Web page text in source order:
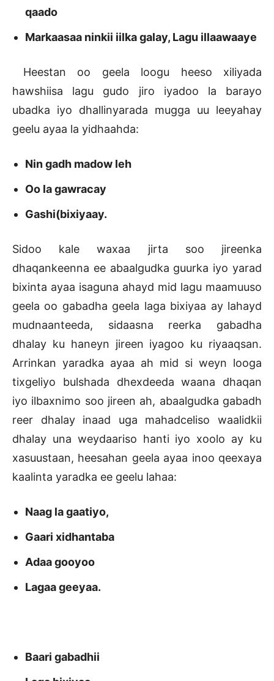
qaado
Markaasaa ninkii iilka galay, Lagu illaawaaye
Heestan oo geela loogu heeso xiliyada
hawshiisa lagu gudo jiro iyadoo la barayo
ubadka iyo dhallinyarada mugga uu leeyahay
geelu ayaa la yidhaahda:
Nin gadh madow leh
Oo la gawracay
Gashi(bixiyaay.
Sidoo kale waxaa jirta soo jireenka
dhaqankeenna ee abaalgudka guurka iyo yarad
bixinta ayaa isaguna ahayd mid lagu maamuuso
geela oo gabadha geela laga bixiyaa ay lahayd
mudnaanteeda, sidaasna reerka gabadha
dhalay ku haneyn jireen iyagoo ku riyaaqsan.
Arrinkan yaradka ayaa ah mid si weyn looga
tixgeliyo bulshada dhexdeeda waana dhaqan
iyo ilbaxnimo soo jireen ah, abaalgudka gabadh
reer dhalay inaad uga mahadceliso waalidkii
dhalay una weydaariso hanti iyo xoolo ay ku
xasuustaan, heesahan geela ayaa inoo qeexaya
kaalinta yaradka ee geelu lahaa:
Naag la gaatiyo,
Gaari xidhantaba
Adaa gooyoo
Lagaa geeyaa.
Baari gabadhii